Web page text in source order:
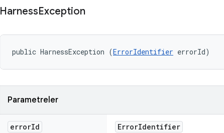
HarnessException
public HarnessException (ErrorIdentifier errorId)
Parametreler
errorId ErrorIdentifier